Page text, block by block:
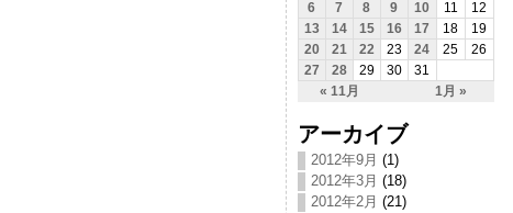
« 11月 1月 »
6
7 8 9 10 11
12
13
14 15 16 17 18
19
20
21 22 23 24 25
26
27
28 29 30 31
アーカイブ
2012年9月 (1)
2012年3月 (18)
2012年2月 (21)